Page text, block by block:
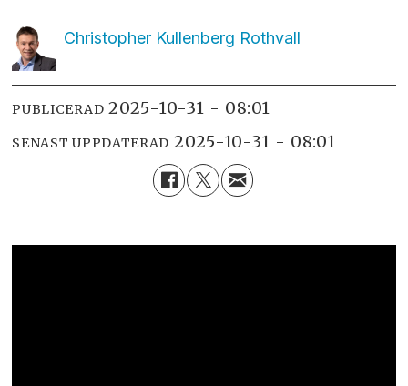
Christopher Kullenberg Rothvall
PUBLICERAD 2025-10-31 - 08:01
SENAST UPPDATERAD 2025-10-31 - 08:01